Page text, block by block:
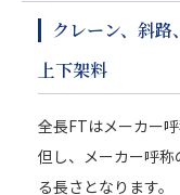
クレーン、斜
上下架料
全長FTはメーカー呼
但し、メーカー呼
る長さとなります。